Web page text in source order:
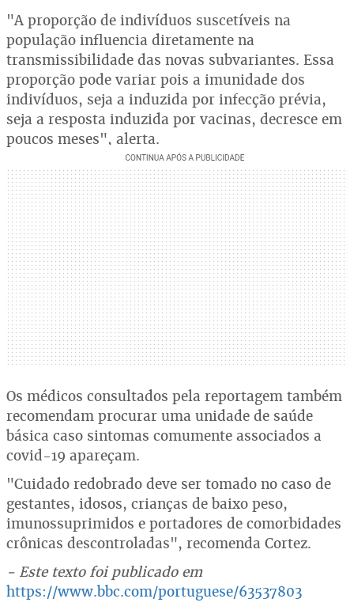
"A proporção de indivíduos suscetíveis na
população influencia diretamente na
transmissibilidade das novas subvariantes. Essa
proporção pode variar pois a imunidade dos
indivíduos, seja a induzida por infecção prévia,
seja a resposta induzida por vacinas, decresce em
poucos meses", alerta.
Os médicos consultados pela reportagem também
recomendam procurar uma unidade de saúde
básica caso sintomas comumente associados a
covid-19 apareçam.
"Cuidado redobrado deve ser tomado no caso de
gestantes, idosos, crianças de baixo peso,
imunossuprimidos e portadores de comorbidades
crônicas descontroladas", recomenda Cortez.
- Este texto foi publicado em
https://www.bbc.com/portuguese/63537803